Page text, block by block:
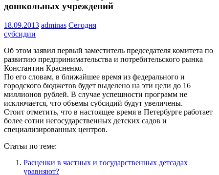
дошкольных учреждений
18.09.2013 adminas Сегодня
субсидии
Об этом заявил первый заместитель председателя комитета по
развитию предпринимательства и потребительского рынка
Константин Красненко.
По его словам, в ближайшее время из федерального и
городского бюджетов будет выделено на эти цели до 16
миллионов рублей. В случае успешности программ не
исключается, что объемы субсидий будут увеличены.
Стоит отметить, что в настоящее время в Петербурге работает
более сотни негосударственных детских садов и
специализированных центров.
Статьи по теме:
Расценки в частных и государственных детсадах
уравняют?